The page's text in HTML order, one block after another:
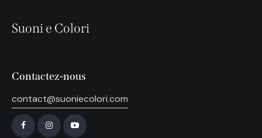
Suoni e Colori
Contactez-nous
contact@suoniecolori.com